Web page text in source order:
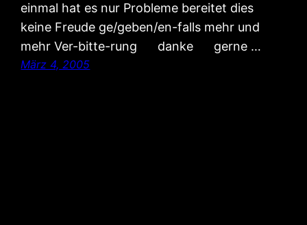
einmal hat es nur Probleme bereitet dies
keine Freude ge/geben/en-falls mehr und
mehr Ver-bitte-rung danke gerne …
März 4, 2005